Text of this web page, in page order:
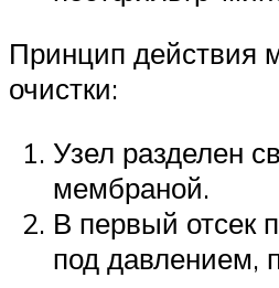
Принцип действия
очистки:
Узел разделен
мембраной.
В первый отсек
под давлением,